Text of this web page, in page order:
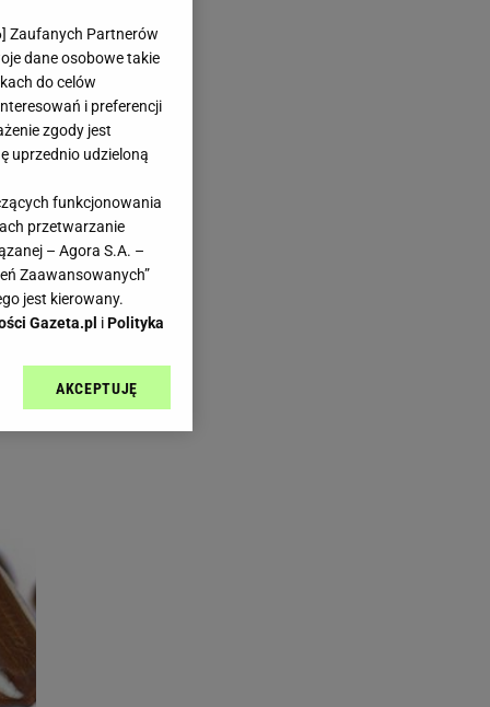
] Zaufanych Partnerów
dane osobowe takie
do celów
i preferencji
zgody jest
uprzednio udzieloną
funkcjonowania
przetwarzanie
– Agora S.A. –
Zaawansowanych”
jest kierowany.
Gazeta.pl iPolityka
sp. z o.o., jej
celów identyfikacji.
reklam i treści,
AKCEPTUJĘ